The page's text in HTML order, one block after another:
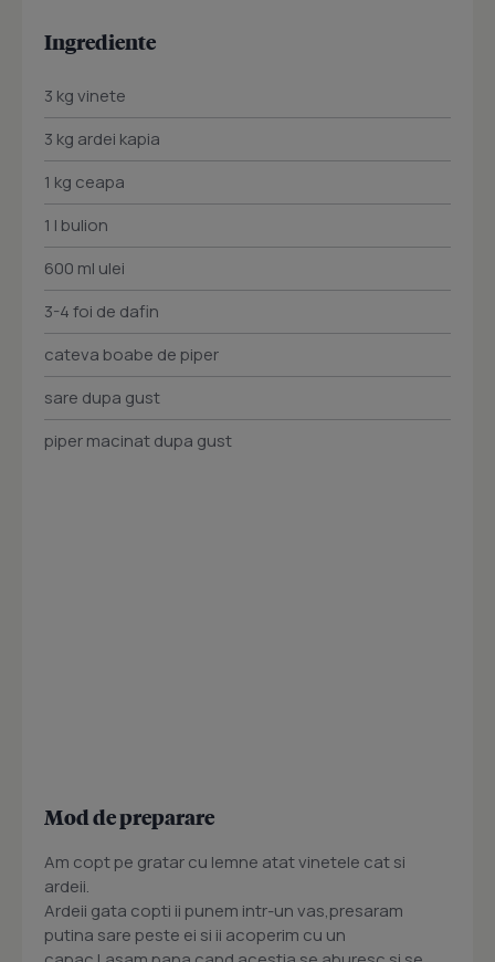
Ingrediente
3 kg vinete
3 kg ardei kapia
1 kg ceapa
1 l bulion
600 ml ulei
3-4 foi de dafin
cateva boabe de piper
sare dupa gust
piper macinat dupa gust
Mod de preparare
Am copt pe gratar cu lemne atat vinetele cat si
ardeii.
Ardeii gata copti ii punem intr-un vas,presaram
putina sare peste ei si ii acoperim cu un